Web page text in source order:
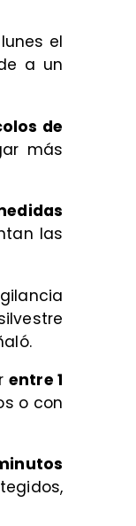
el
a un
de
más
las
entre 1
o con